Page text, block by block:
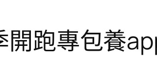
跑專包養